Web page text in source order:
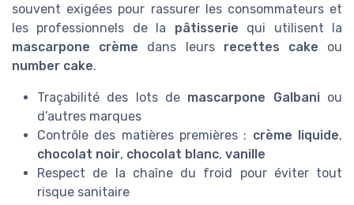
souvent exigées pour rassurer les consommateurs et
les professionnels de la pâtisserie qui utilisent la
mascarpone crème dans leurs recettes cake ou
number cake.
Traçabilité des lots de mascarpone Galbaniou
d’autres marques
Contrôle des matières premières : crème liquide,
chocolat noir, chocolat blanc, vanille
Respect de la chaîne du froid pour éviter tout
risque sanitaire